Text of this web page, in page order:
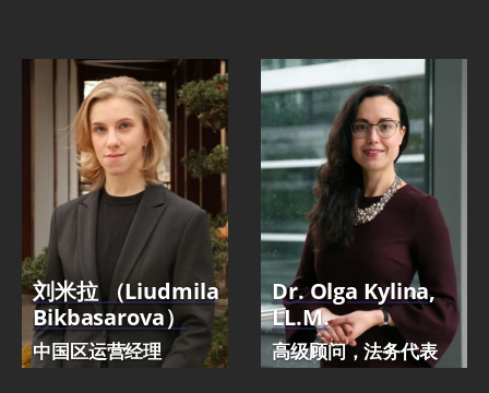
刘米拉 （Liudmila
Bikbasarova）
中国区运营经理
Dr. Olga Kylina,
LL.M.
高级顾问，法务代表